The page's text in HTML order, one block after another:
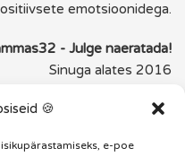
🍪
e-poe
emotsioonidega.
- Julge naeratada!
Sinuga alates 2016
INSTAGRAM